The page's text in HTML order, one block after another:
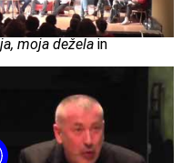
moja dežela in